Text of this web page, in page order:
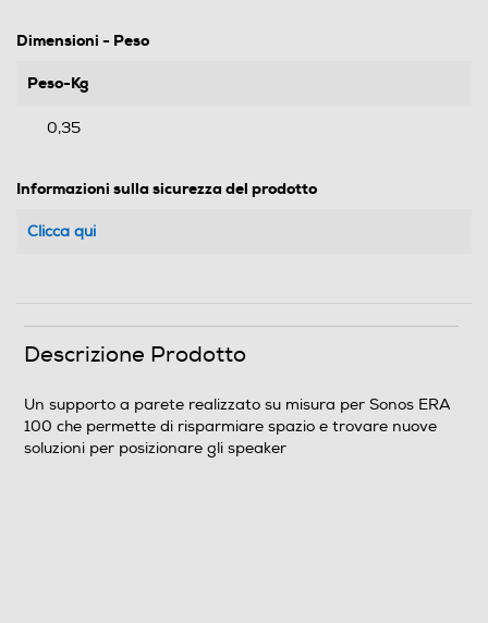
Dimensioni - Peso
Peso-Kg
0,35
Informazioni sulla sicurezza del prodotto
Clicca qui
Descrizione Prodotto
Un supporto a parete realizzato su misura per Sonos ERA
100 che permette di risparmiare spazio e trovare nuove
soluzioni per posizionare gli speaker